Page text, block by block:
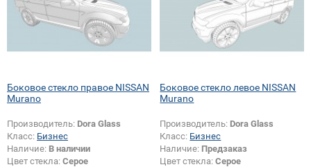
Боковое стекло правое NISSAN
Murano
Производитель: Dora Glass
Класс: Бизнес
Наличие: В наличии
Цвет стекла: Серое
Боковое стекло левое NISSAN
Murano
Производитель: Dora Glass
Класс: Бизнес
Наличие: Предзаказ
Цвет стекла:Серое